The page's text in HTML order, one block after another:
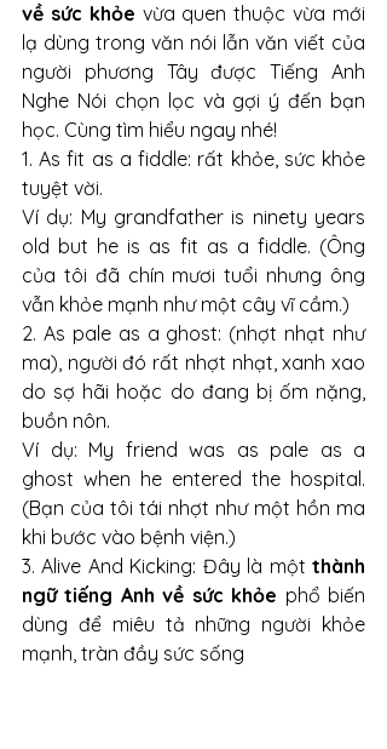
về sức khỏe vừa quen thuộc vừa mới
lạ dùng trong văn nói lẫn văn viết của
người phương Tây được Tiếng Anh
Nghe Nói chọn lọc và gợi ý đến bạn
học. Cùng tìm hiểu ngay nhé!
1. As fit as a fiddle: rất khỏe, sức khỏe
tuyệt vời.
Ví dụ: My grandfather is ninety years
old but he is as fit as a fiddle. (Ông
của tôi đã chín mươi tuổi nhưng ông
vẫn khỏe mạnh như một cây vĩ cầm.)
2. As pale as a ghost: (nhợt nhạt như
ma), người đó rất nhợt nhạt, xanh xao
do sợ hãi hoặc do đang bị ốm nặng,
buồn nôn.
Ví dụ: My friend was as pale as a
ghost when he entered the hospital.
(Bạn của tôi tái nhợt như một hồn ma
khi bước vào bệnh viện.)
3. Alive And Kicking: Đây là một thành
ngữ tiếng Anh về sức khỏe phổ biến
dùng để miêu tả những người khỏe
mạnh, tràn đầy sức sống